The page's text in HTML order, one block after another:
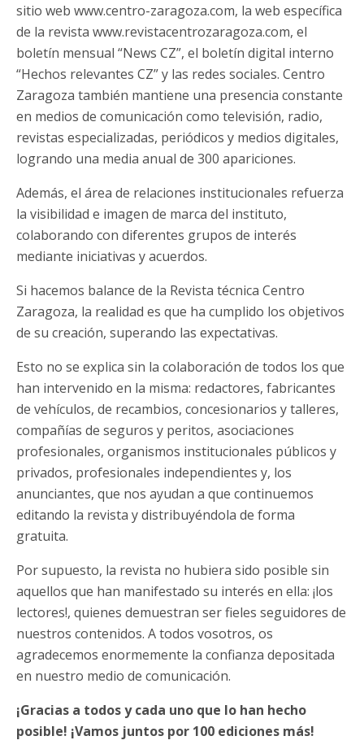
sitio web www.centro-zaragoza.com, la web específica
de la revista www.revistacentrozaragoza.com, el
boletín mensual “News CZ”, el boletín digital interno
“Hechos relevantes CZ” y las redes sociales. Centro
Zaragoza también mantiene una presencia constante
en medios de comunicación como televisión, radio,
revistas especializadas, periódicos y medios digitales,
logrando una media anual de 300 apariciones.
Además, el área de relaciones institucionales refuerza
la visibilidad e imagen de marca del instituto,
colaborando con diferentes grupos de interés
mediante iniciativas y acuerdos.
Si hacemos balance de la Revista técnica Centro
Zaragoza, la realidad es que ha cumplido los objetivos
de su creación, superando las expectativas.
Esto no se explica sin la colaboración de todos los que
han intervenido en la misma: redactores, fabricantes
de vehículos, de recambios, concesionarios y talleres,
compañías de seguros y peritos, asociaciones
profesionales, organismos institucionales públicos y
privados, profesionales independientes y, los
anunciantes, que nos ayudan a que continuemos
editando la revista y distribuyéndola de forma
gratuita.
Por supuesto, la revista no hubiera sido posible sin
aquellos que han manifestado su interés en ella: ¡los
lectores!, quienes demuestran ser fieles seguidores de
nuestros contenidos. A todos vosotros, os
agradecemos enormemente la confianza depositada
en nuestro medio de comunicación.
¡Gracias a todos y cada uno que lo han hecho
posible! ¡Vamos juntos por 100 ediciones más!